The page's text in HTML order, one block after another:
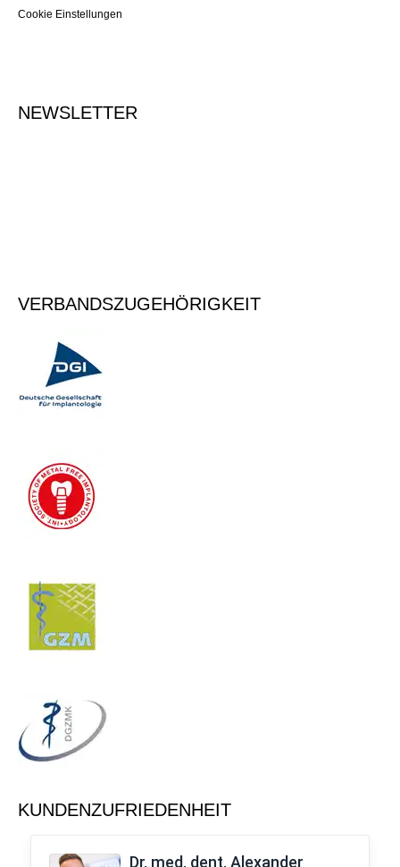
Cookie Einstellungen
NEWSLETTER
VERBANDSZUGEHÖRIGKEIT
KUNDENZUFRIEDENHEIT